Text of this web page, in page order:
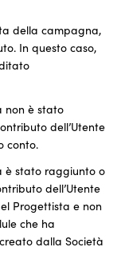
della campagna,
In questo caso,
non è stato
dell’Utente
conto.
è stato raggiunto o
dell’Utente
Progettista e non
che ha
dalla Società